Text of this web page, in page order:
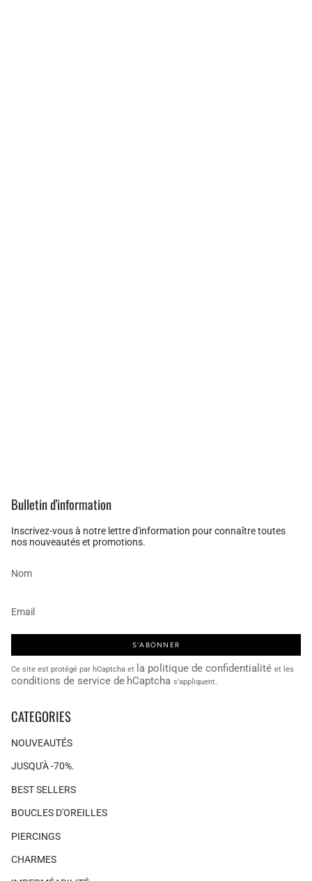
Bulletin d'information
Inscrivez-vous à notre lettre d'information pour connaître toutes
nos nouveautés et promotions.
S'ABONNER
Ce site est protégé par hCaptcha et la politique de confidentialité et les
conditions de service de hCaptcha s'appliquent.
CATEGORIES
NOUVEAUTÉS
JUSQU'À -70%.
BEST SELLERS
BOUCLES D'OREILLES
PIERCINGS
CHARMES